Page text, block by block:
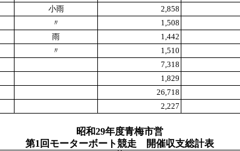
小雨 2,858
〃 1,508
雨 1,442
〃 1,510
7,318
1,829
26,718
2,227
昭和29年度青梅市営
第1回モーターボート競走 開催収支総計表